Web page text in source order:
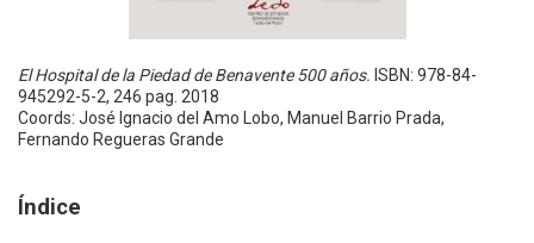
El Hospital de la Piedad de Benavente 500 años. ISBN: 978-84-
945292-5-2, 246 pag. 2018
Coords: José Ignacio del Amo Lobo, Manuel Barrio Prada,
Fernando Regueras Grande
Índice